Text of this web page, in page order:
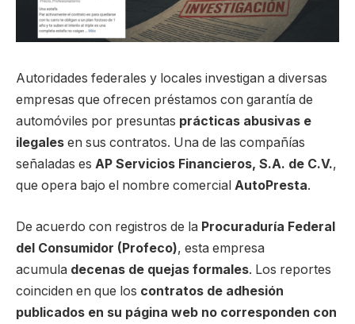
Autoridades federales y locales investigan a diversas
empresas que ofrecen préstamos con garantía de
automóviles por presuntas prácticas abusivas e
ilegales en sus contratos. Una de las compañías
señaladas es AP Servicios Financieros, S.A. de C.V.,
que opera bajo el nombre comercial AutoPresta.
De acuerdo con registros de la Procuraduría Federal
del Consumidor (Profeco), esta empresa
acumula decenas de quejas formales. Los reportes
coinciden en que los contratos de adhesión
publicados en su página web no corresponden con